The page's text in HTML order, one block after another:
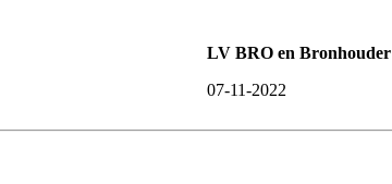
LV BRO en Bronhouder
07-11-2022